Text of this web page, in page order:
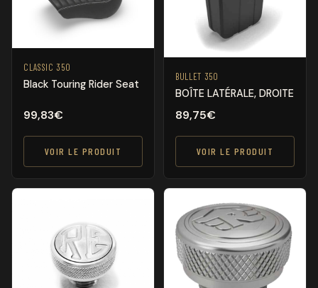
CLASSIC 350
Black Touring Rider Seat
99,83€
VOIR LE PRODUIT
BULLET 350
BOÎTE LATÉRALE, DROITE
89,75€
VOIR LE PRODUIT